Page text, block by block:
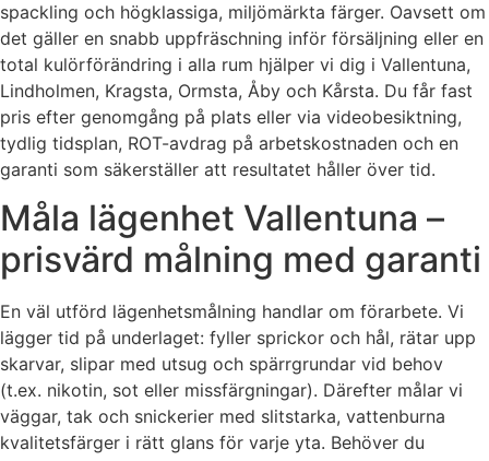
spackling och högklassiga, miljömärkta färger. Oavsett om
det gäller en snabb uppfräschning inför försäljning eller en
total kulörförändring i alla rum hjälper vi dig i Vallentuna,
Lindholmen, Kragsta, Ormsta, Åby och Kårsta. Du får fast
pris efter genomgång på plats eller via videobesiktning,
tydlig tidsplan, ROT-avdrag på arbetskostnaden och en
garanti som säkerställer att resultatet håller över tid.
Måla lägenhet Vallentuna –
prisvärd målning med garanti
En väl utförd lägenhetsmålning handlar om förarbete. Vi
lägger tid på underlaget: fyller sprickor och hål, rätar upp
skarvar, slipar med utsug och spärrgrundar vid behov
(t.ex. nikotin, sot eller missfärgningar). Därefter målar vi
väggar, tak och snickerier med slitstarka, vattenburna
kvalitetsfärger i rätt glans för varje yta. Behöver du